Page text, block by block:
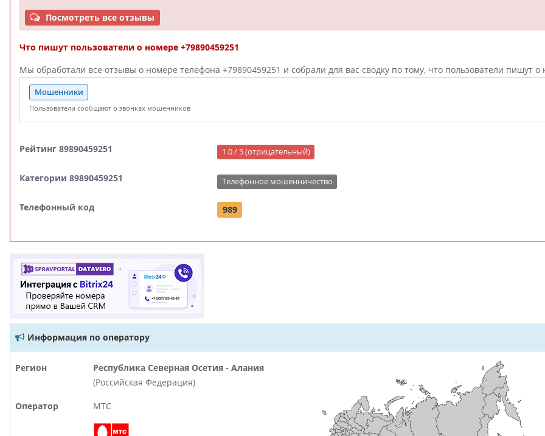
Посмотреть все отзывы
Что пишут пользователи о номере +79890459251
Мы обработали все отзывы о номере телефона +79890459251 и собрали для вас сводку по тому, что пользователи пишут о
Мошенники
Пользователи сообщают о звонках мошенников
Рейтинг 89890459251 1.0 / 5 (отрицательный)
Категории 89890459251 Телефонное мошенничество
Телефонный код 989
Информация по оператору
Регион
Республика Северная Осетия - Алания
(Российская Федерация)
Оператор МТС